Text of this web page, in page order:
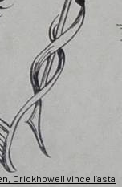
Crickhowell vince l’asta